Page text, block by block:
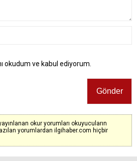
okudum ve kabul ediyorum.
okur yorumları okuyucuların
yorumlardan ilgihaber.com hiçbir